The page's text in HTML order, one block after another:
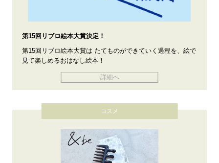
第15回リブロ絵本大賞決定！
第15回リブロ絵本大賞は たてものができていく過程を、絵で
見て楽しめるおはなし絵本！
詳細へ
コスメ